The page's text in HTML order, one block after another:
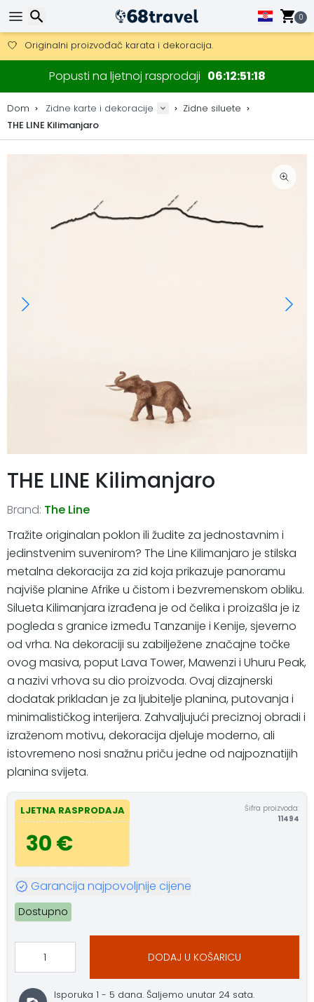
0
Mogućnost slanja DHL Expressom (dostava unutar 24 sata)
30 dana za povrat, 90 dana za drvene karte i dekoracije.
Originalni proizvođač karata i dekoracija.
Popusti na ljetnoj rasprodaji 06125118
Dom Zidne karte i dekoracije
Zidne siluete
THE LINE Kilimanjaro
THE LINE Kilimanjaro
Brand: The Line
Tražite originalan poklon ili žudite za jednostavnim i
jedinstvenim suvenirom? The Line Kilimanjaro je stilska
metalna dekoracija za zid koja prikazuje panoramu
najviše planine Afrike u čistom i bezvremenskom obliku.
Silueta Kilimanjara izrađena je od čelika i proizašla je iz
pogleda s granice između Tanzanije i Kenije, sjeverno
od vrha. Na dekoraciji su zabilježene značajne točke
ovog masiva, poput Lava Tower, Mawenzi i Uhuru Peak,
a nazivi vrhova su dio proizvoda. Ovaj dizajnerski
dodatak prikladan je za ljubitelje planina, putovanja i
minimalističkog interijera. Zahvaljujući preciznoj obradi i
izraženom motivu, dekoracija djeluje moderno, ali
istovremeno nosi snažnu priču jedne od najpoznatijih
planina svijeta.
LJETNA RASPRODAJA
30 €
Šifra proizvoda:
11494
Garancija najpovoljnije cijene
Dostupno
DODAJ U KOŠARICU
Isporuka 1 - 5 dana. Šaljemo unutar 24 sata.
Traži
Traži